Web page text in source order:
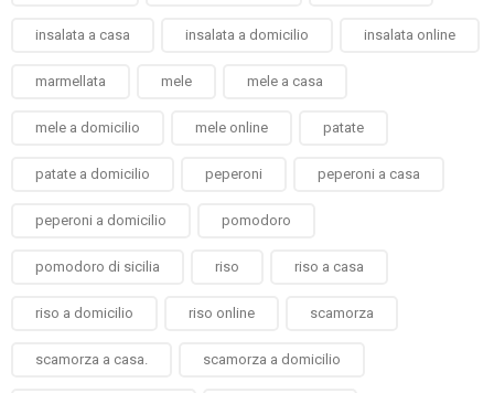
insalata a casa insalata a domicilio insalata online
marmellata mele mele a casa
mele a domicilio mele online patate
patate a domicilio peperoni peperoni a casa
peperoni a domicilio pomodoro
pomodoro di sicilia riso riso a casa
riso a domicilio riso online scamorza
scamorza a casa. scamorza a domicilio